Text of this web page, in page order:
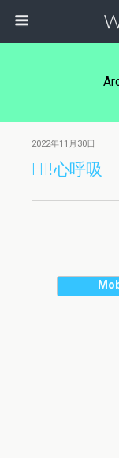
2022年11月30日
HI!心呼吸